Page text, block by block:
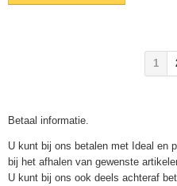
1
Betaal informatie.
U kunt bij ons betalen met Ideal en
bij het afhalen van gewenste
U kunt bij ons ook deels achteraf